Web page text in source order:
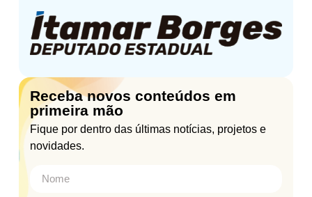
Receba novos conteúdos em
primeira mão
Fique por dentro das últimas notícias, projetos e
novidades.